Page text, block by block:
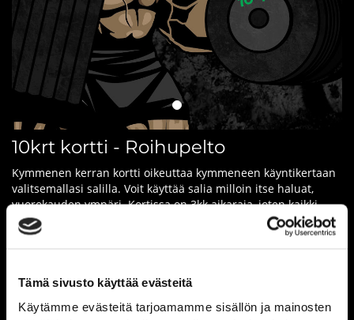
Tämä sivusto käyttää evästeitä
Käytämme evästeitä tarjoamamme sisällön ja mainosten
10krt kortti - Roihupelto
Kymmenen kerran kortti oikeuttaa kymmeneen käyntikertaan
valitsemallasi salilla. Voit käyttää salia milloin itse haluat,
vuorokauden ympäri. Kortissa on 3kk aikaraja, joten kaikki
kymmenen treeniä tulisi tehdä aikarajan sisällä.
keskiarvollisesti kerran viikossa.
yhdistää muihin kuntosaleihin tai tarjouksiin.